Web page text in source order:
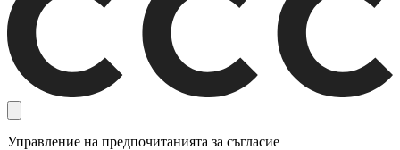
Управление на предпочитанията за съгласие